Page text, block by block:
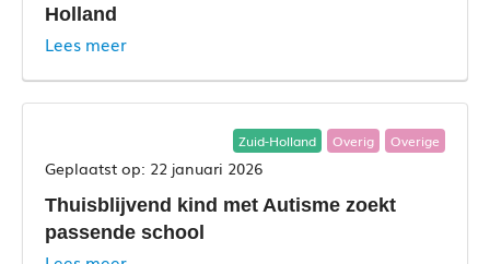
Holland
Lees meer
Zuid-Holland Overig Overige
22 januari 2026
Thuisblijvend kind met Autisme zoekt
passende school